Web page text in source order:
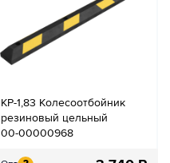
КР-1,83 Колесоотбойник
резиновый цельный
00-00000968